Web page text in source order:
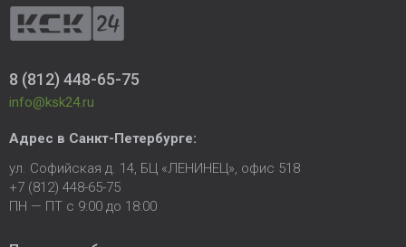
8 (812) 448-65-75
info@ksk24.ru
Адрес в Санкт-Петербурге:
ул. Софийская д. 14, БЦ «ЛЕНИНЕЦ», офис 518
+7 (812) 448-65-75
ПН — ПТ с 9:00 до 18:00